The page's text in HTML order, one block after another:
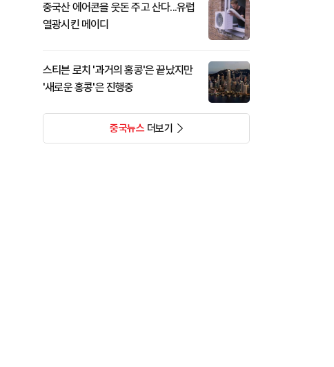
중국산 에어콘을 웃돈 주고 산다...유럽
열광시킨 메이디
스티븐 로치 '과거의 홍콩'은 끝났지만
'새로운 홍콩'은 진행중
중국뉴스더보기